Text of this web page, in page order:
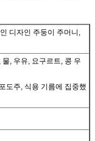
디자인 주둥이 주머니,
, 우유, 요구르트, 콩 우
도주, 식용 기름에 집중했